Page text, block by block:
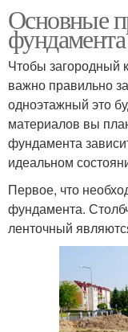
Основные
Чтобы загородный
важно правильно
одноэтажный это
материалов вы
фундамента
идеальном
Первое, что
фундамента.
ленточный